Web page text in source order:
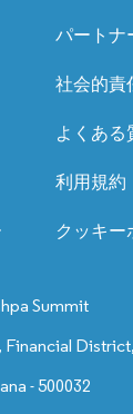
パートナ
社会的責
よくある
利用規約
クッキー
Summit
Financial
- 500032